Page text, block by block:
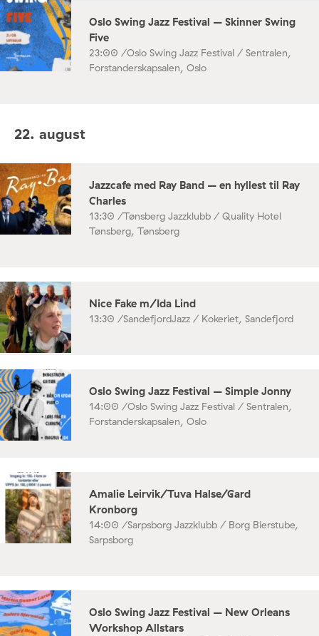
Oslo Swing Jazz Festival – Skinner Swing
Five
23:00 /Oslo Swing Jazz Festival / Sentralen,
Forstanderskapsalen, Oslo
22. august
Jazzcafe med Ray Band – en hyllest til Ray
Charles
13:30 /Tønsberg Jazzklubb / Quality Hotel
Tønsberg, Tønsberg
Nice Fake m/Ida Lind
13:30 /SandefjordJazz / Kokeriet, Sandefjord
Oslo Swing Jazz Festival – Simple Jonny
14:00 /Oslo Swing Jazz Festival / Sentralen,
Forstanderskapsalen, Oslo
Amalie Leirvik/Tuva Halse/Gard
Kronborg
14:00 /Sarpsborg Jazzklubb / Borg Bierstube,
Sarpsborg
Oslo Swing Jazz Festival – New Orleans
Workshop Allstars